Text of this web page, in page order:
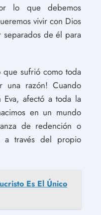
lo que debemos
vivir con Dios
de él para
que sufrió como toda
una razón! Cuando
afectó a toda la
en un mundo
de redención o
a través del propio
Es El Único